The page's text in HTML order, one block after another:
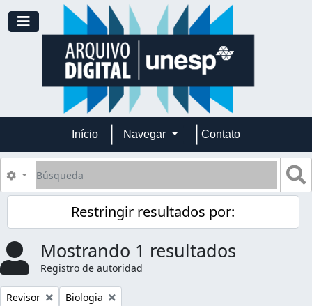
Skip to main content
Toggle navigation
Início Navegar Contato
Búsqueda
Search options
Restringir resultados por:
Mostrando 1 resultados
Registro de autoridad
Remove filter:
Revisor Remove filter:
Biologia